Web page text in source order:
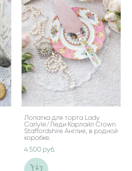
Лопатка для торта Lady
Carlyle/Леди Карлайл Crown
Staffordshire Англия, в родной
коробке.
4 500 pуб.